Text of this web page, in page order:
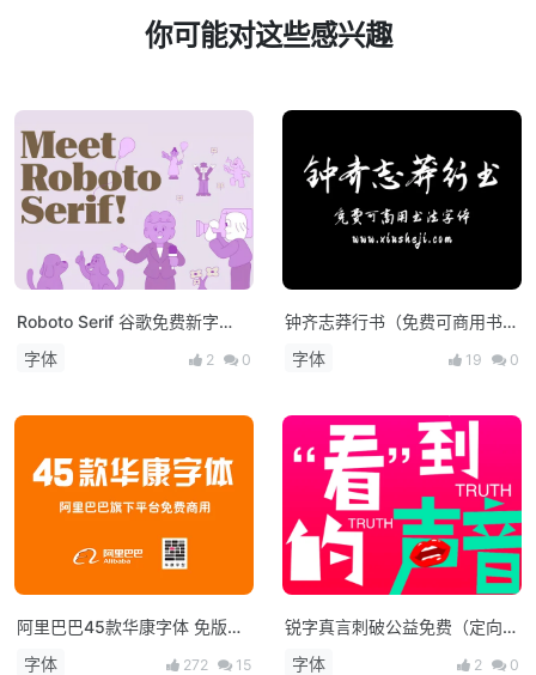
你可能对这些感兴趣
Roboto Serif 谷歌免费新字
体，让阅读更舒适！
字体 2 0
钟齐志莽行书（免费可商用书法
字体）
字体 19 0
阿里巴巴45款华康字体 免版权
打包下载
字体 272 15
锐字真言刺破公益免费（定向免
费商用）
字体 2 0